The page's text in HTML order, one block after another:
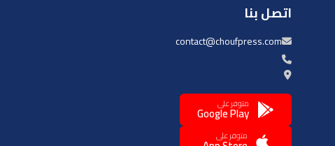
اتصل بنا
contact@choufpress.com
متوفر على
Google Play
متوفر على